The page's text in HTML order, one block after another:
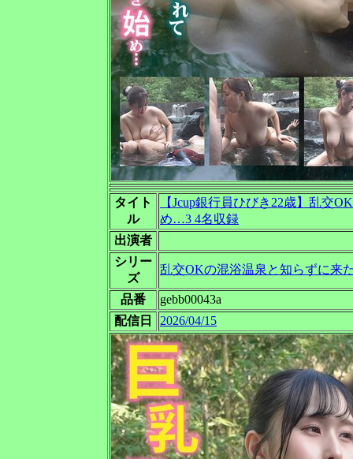
タイト
ル
【Jcup銀行員ひびき22歳】乱交
め…3 4名収録
出演者
シリー
ズ
乱交OKの混浴温泉と知らずに来
品番
gebb00043a
配信日
2026/04/15